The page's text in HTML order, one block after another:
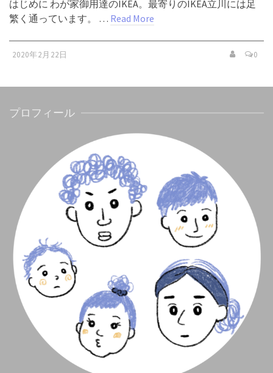
はじめに わが家御用達のIKEA。最寄りのIKEA立川には足
繁く通っています。 … Read More
2020年2月22日 0
プロフィール